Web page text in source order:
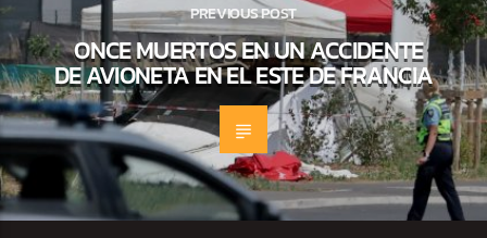
PREVIOUS POST
ONCE MUERTOS EN UN ACCIDENTE
DE AVIONETA EN EL ESTE DE FRANCIA